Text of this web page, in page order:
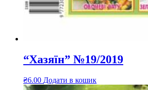
“Хазяїн” №19/2019
₴6.00 Додати в кошик